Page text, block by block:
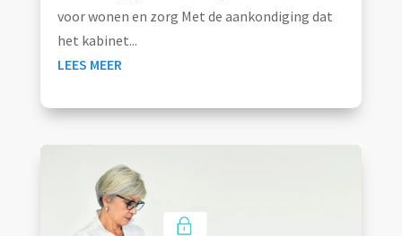
voor wonen en zorg Met de aankondiging dat
het kabinet...
LEES MEER